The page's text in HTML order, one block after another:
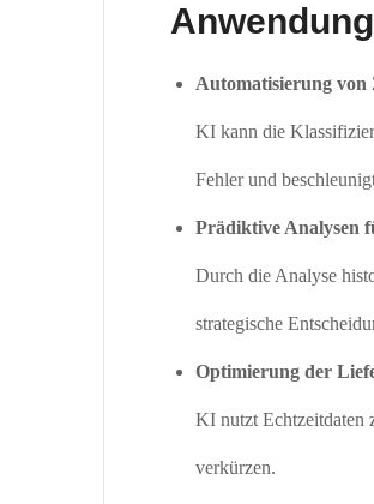
Automatisierung von
KI kann die
Fehler und
Prädiktive Analysen
Durch die Analyse
strategische
Optimierung der
KI nutzt Echtzeitdaten
verkürzen.